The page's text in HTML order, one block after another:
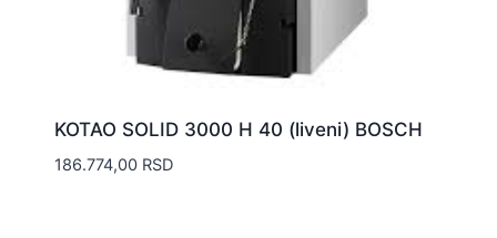
KOTAO SOLID 3000 H 40 (liveni) BOSCH
186.774,00 RSD